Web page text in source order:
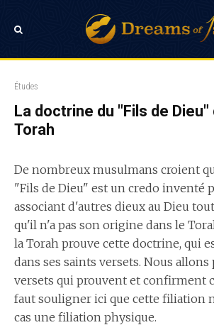
Études
La doctrine du "Fils de Dieu"
Torah
De nombreux musulmans croient
"Fils de Dieu" est un credo inventé
associant d'autres dieux au Dieu
qu'il n'a pas son origine dans le
la Torah prouve cette doctrine, qui
dans ses saints versets. Nous
versets qui prouvent et confirment
faut souligner ici que cette filiation
cas une filiation physique.